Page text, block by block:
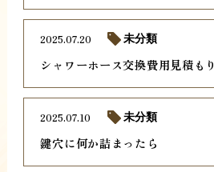
シャワーホース交換費用見積もり
2025.07.20 未分類
鍵穴に何か詰まったら
2025.07.10 未分類